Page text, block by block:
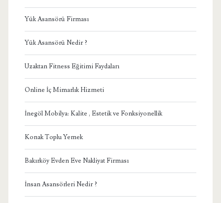
Yük Asansörü Firması
Yük Asansörü Nedir ?
Uzaktan Fitness Eğitimi Faydaları
Online İç Mimarlık Hizmeti
İnegöl Mobilya: Kalite , Estetik ve Fonksiyonellik
Konak Toplu Yemek
Bakırköy Evden Eve Nakliyat Firması
İnsan Asansörleri Nedir ?